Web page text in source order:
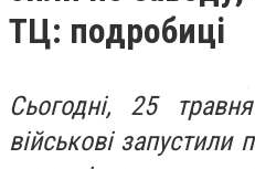
ТЦ: подробиці
Сьогодні, 25
військові